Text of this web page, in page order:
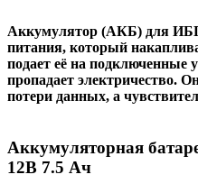
Аккумулятор (АКБ) для
питания, который
подает её на подключенные
пропадает электричество.
потери данных, а
Аккумуляторная
12В 7.5 Ач